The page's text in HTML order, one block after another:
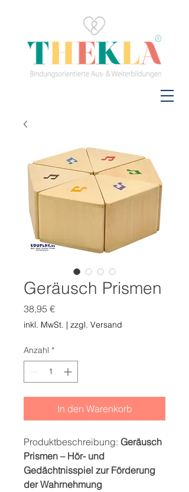
Geräusch Prismen
38,95 €Preis
inkl. MwSt. | zzgl. Versand
Anzahl *
In den Warenkorb
Produktbeschreibung: Geräusch
Prismen – Hör- und
Gedächtnisspiel zur Förderung
der Wahrnehmung